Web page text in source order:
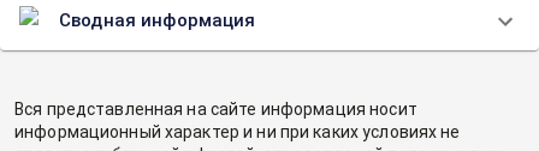
Сводная информация
Вся представленная на сайте информация носит
информационный характер и ни при каких условиях не